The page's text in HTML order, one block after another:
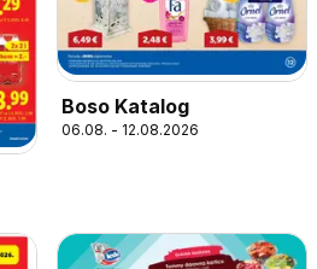
Boso Katalog
06.08. - 12.08.2026